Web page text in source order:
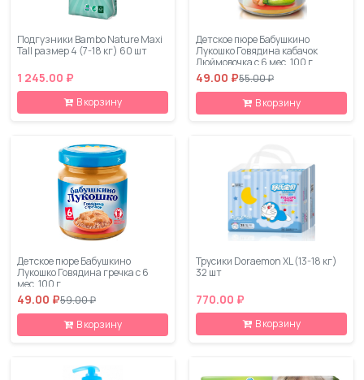
Подгузники Bambo Nature Maxi
Tall размер 4 (7-18 кг) 60 шт
1 245.00 ₽
В корзину
Детское пюре Бабушкино
Лукошко Говядина кабачок
Дюймовочка с 6 мес. 100 г
49.00 ₽55.00 ₽
В корзину
Детское пюре Бабушкино
Лукошко Говядина гречка с 6
мес. 100 г
49.00 ₽59.00 ₽
В корзину
Трусики Doraemon XL (13-18 кг)
32 шт
770.00 ₽
В корзину